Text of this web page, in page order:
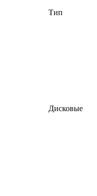
Тип
Дисковые